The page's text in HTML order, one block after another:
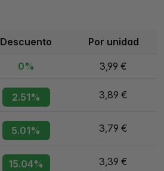
Descuento Por unidad
0% 3,99 €
2.51% 3,89 €
5.01% 3,79 €
15.04% 3,39 €